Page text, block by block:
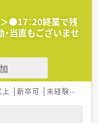
●17：20終業で残
当直もございませ
新卒可 未経験可